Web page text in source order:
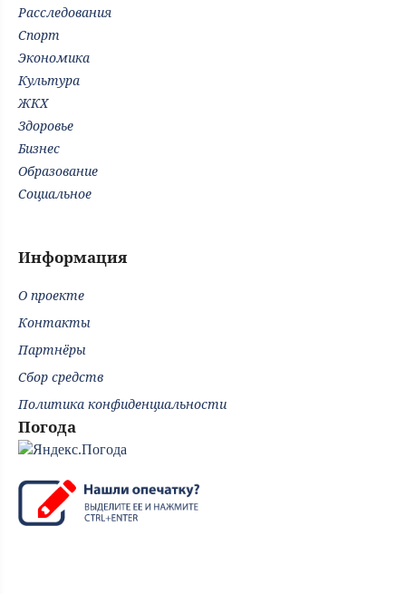
Расследования
Спорт
Экономика
Культура
ЖКХ
Здоровье
Бизнес
Образование
Социальное
Информация
О проекте
Контакты
Партнёры
Сбор средств
Политика конфиденциальности
Погода